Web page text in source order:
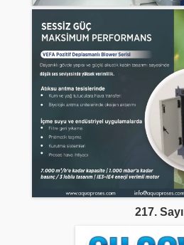
217. Sayı